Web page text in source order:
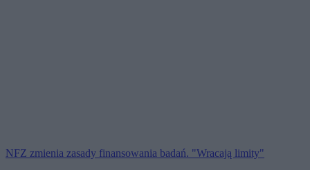
NFZ zmienia zasady finansowania badań. "Wracają limity"